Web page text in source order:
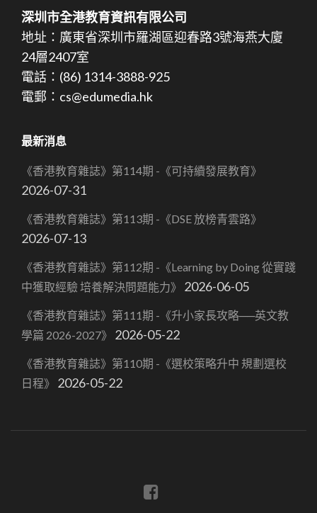
深圳市全港教育資訊有限公司
地址：廣東省深圳市羅湖區迎春路3號海燕大廈
24層2407室
電話：(86) 1314-3888-925
電郵：cs@edumedia.hk
最新消息
《香港教育雜誌》第114期 -《可持續發展教育》
2026-07-31
《香港教育雜誌》第113期 -《DSE 放榜青雲路》
2026-07-13
《香港教育雜誌》第112期 -《Learning by Doing 從實踐
中獲取經驗 培養解決問題能力》
2026-06-05
《香港教育雜誌》第111期 -《升小家長攻略──英文教
學篇 2026-2027》
2026-05-22
《香港教育雜誌》第110期 -《選校策略升中 規劃選校
日程》
2026-05-22